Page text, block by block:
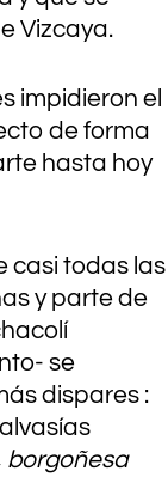
Vizcaya.
impidieron el
de forma
hasta hoy
casi todas las
y parte de
se
dispares :
borgoñesa